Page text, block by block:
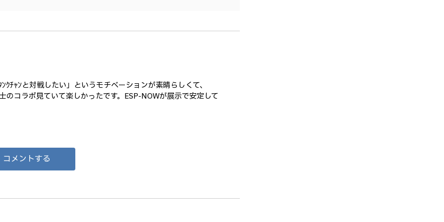
ｬﾝと対戦したい」というモチベーションが素晴らしくて、
コラボ見ていて楽しかったです。ESP-NOWが展示で安定して
コメントする